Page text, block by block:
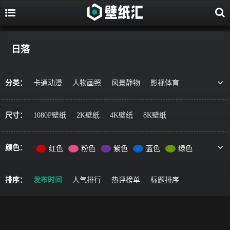
日落
分类： 卡通动漫 人物画照 风景静物
影视体育
艺术绘画
宇宙星空 军事科技
简约主义
尺寸： 1080P壁纸 2K壁纸 4K壁纸 8K壁纸
颜色： 红色 粉色 紫色 蓝色
绿色
黄色
橙色 棕色 灰色
黑色
彩色
排序： 发布时间 人气排行 热评榜单 标题排序